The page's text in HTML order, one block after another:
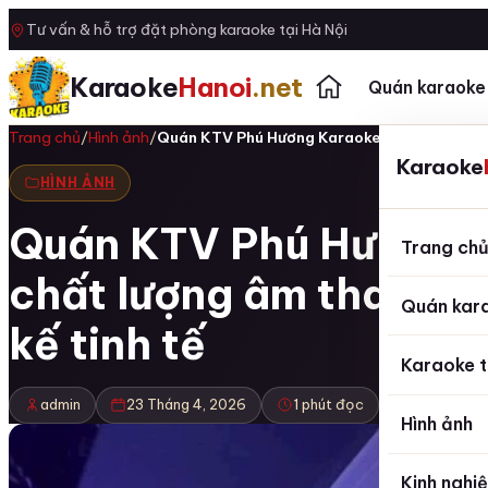
Tư vấn & hỗ trợ đặt phòng karaoke tại Hà Nội
KaraokeHanoi.net Quán karaoke
Karaoke
Trang chủ
Quán
Karaoke
Hình ảnh
Kinh
Trang chủ/Hình ảnh/Quán KTV Phú Hương Karaoke 18 Liên Trì
HÌNH ẢNH
Quán KTV Phú Hương
chất lượng âm thanh
kế tinh tế
admin 23 Tháng 4, 2026 1 phút đọc